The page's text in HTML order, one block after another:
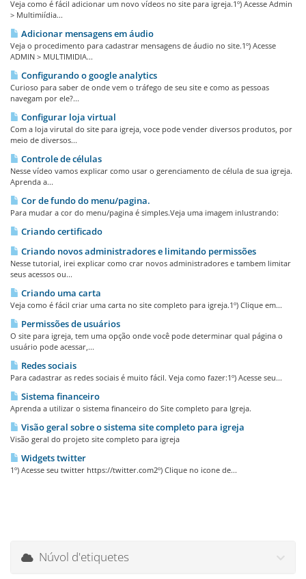
Veja como é fácil adicionar um novo vídeos no site para igreja.1º) Acesse Admin
> Multimiídia...
Adicionar mensagens em áudio
Veja o procedimento para cadastrar mensagens de áudio no site.1º) Acesse
ADMIN > MULTIMIDIA...
Configurando o google analytics
Curioso para saber de onde vem o tráfego de seu site e como as pessoas
navegam por ele?...
Configurar loja virtual
Com a loja virutal do site para igreja, voce pode vender diversos produtos, por
meio de diversos...
Controle de células
Nesse vídeo vamos explicar como usar o gerenciamento de célula de sua igreja.
Aprenda a...
Cor de fundo do menu/pagina.
Para mudar a cor do menu/pagina é simples.Veja uma imagem inlustrando:
Criando certificado
Criando novos administradores e limitando permissões
Nesse tutorial, irei explicar como crar novos administradores e tambem limitar
seus acessos ou...
Criando uma carta
Veja como é fácil criar uma carta no site completo para igreja.1º) Clique em...
Permissões de usuários
O site para igreja, tem uma opção onde você pode determinar qual página o
usuário pode acessar,...
Redes sociais
Para cadastrar as redes sociais é muito fácil. Veja como fazer:1º) Acesse seu...
Sistema financeiro
Aprenda a utilizar o sistema financeiro do Site completo para Igreja.
Visão geral sobre o sistema site completo para igreja
Visão geral do projeto site completo para igreja
Widgets twitter
1º) Acesse seu twitter https://twitter.com2º) Clique no icone de...
Núvol d'etiquetes